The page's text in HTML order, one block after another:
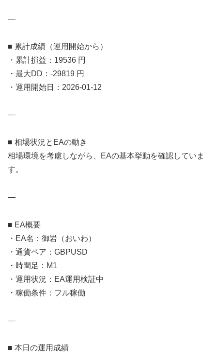
—
■ 累計成績（運用開始から）
・累計損益：19536 円
・最大DD：-29819 円
・運用開始日：2026-01-12
—
■ 相場状況とEAの動き
相場環境を考慮しながら、EAの基本挙動を確認していま
す。
—
■ EA概要
・EA名：御岩（おいわ）
・通貨ペア：GBPUSD
・時間足：M1
・運用状況：EA運用検証中
・稼働条件：フル稼働
—
■ 本日の運用成績